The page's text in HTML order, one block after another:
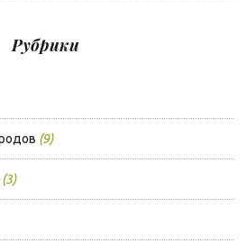
Рубрики
(9)
(3)